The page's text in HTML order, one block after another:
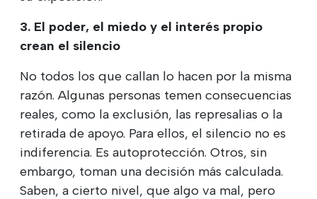
3. El poder, el miedo y el interés propio
crean el silencio
No todos los que callan lo hacen por la misma
razón. Algunas personas temen consecuencias
reales, como la exclusión, las represalias o la
retirada de apoyo. Para ellos, el silencio no es
indiferencia. Es autoprotección. Otros, sin
embargo, toman una decisión más calculada.
Saben, a cierto nivel, que algo va mal, pero